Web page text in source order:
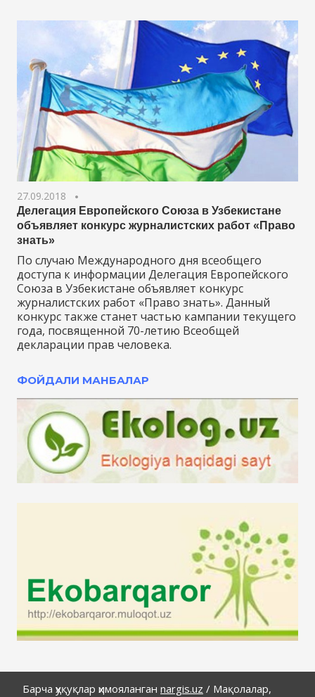
27.09.2018
Делегация Европейского Союза в Узбекистане
объявляет конкурс журналистских работ «Право
знать»
По случаю Международного дня всеобщего
доступа к информации Делегация Европейского
Союза в Узбекистане объявляет конкурс
журналистских работ «Право знать». Данный
конкурс также станет частью кампании текущего
года, посвященной 70-летию Всеобщей
декларации прав человека.
ФОЙДАЛИ МАНБАЛАР
Барча ҳуқуқлар ҳимояланган nargis.uz / Мақолалар,